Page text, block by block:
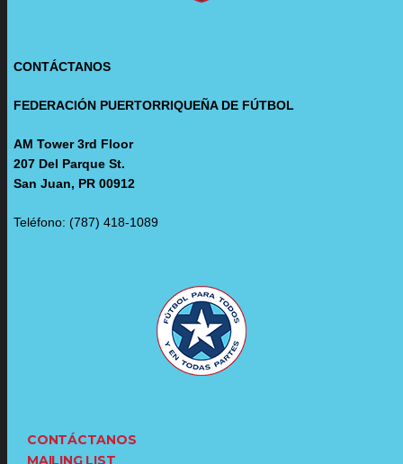
CONTÁCTANOS
FEDERACIÓN PUERTORRIQUEÑA DE FÚTBOL
AM Tower 3rd Floor
207 Del Parque St.
San Juan, PR 00912
Teléfono: (787) 418-1089
CONTÁCTANOS
MAILING LIST